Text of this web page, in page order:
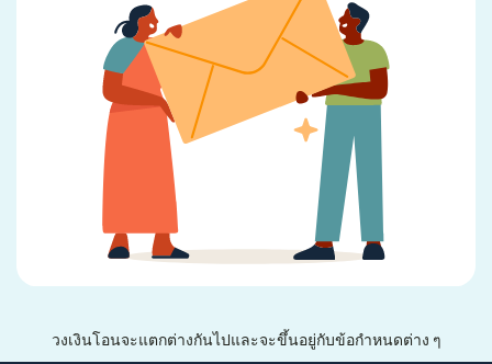
วงเงินโอนจะแตกต่างกันไปและจะขึ้นอยู่กับข้อกำหนดต่าง ๆ